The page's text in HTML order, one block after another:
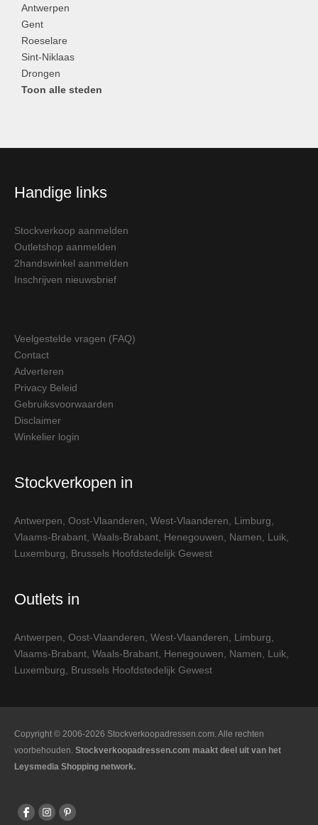
Antwerpen
Gent
Roeselare
Sint-Niklaas
Drongen
Toon alle steden
Handige links
Stockverkoop aanmelden
Outletshop aanmelden
2handswinkel aanmelden
Inschrijven nieuwsbrief
Veelgestelde vragen (FAQ)
Contact
Adverteren
Privacy Beleid
Gebruiksvoorwaarden
Disclaimer
Winkelier login
Stockverkopen in
Antwerpen Oost-Vlaanderen West-Vlaanderen Limburg
Vlaams-Brabant Waals-Brabant Henegouwen Namen Luik
Luxemburg
Brussels Hoofdstedelijk Gewest
Outlets in
Antwerpen Oost-Vlaanderen West-Vlaanderen Limburg
Vlaams-Brabant Waals-Brabant Henegouwen Namen Luik
Luxemburg
Brussels Hoofdstedelijk Gewest
Copyright © 2006-2026 Stockverkoopadressen.com. Alle rechten
voorbehouden. Stockverkoopadressen.com maakt deel uit van het
Leysmedia Shopping network.